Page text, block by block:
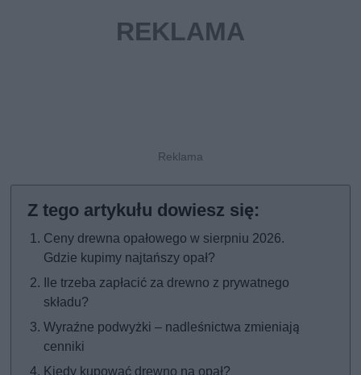
Ceny drewna opałowego w sierpniu 2026.
Gdzie kupimy najtańszy opał?
Ile trzeba zapłacić za drewno z prywatnego
składu?
Wyraźne podwyżki – nadleśnictwa zmieniają
cenniki
Kiedy kupować drewno na opał?